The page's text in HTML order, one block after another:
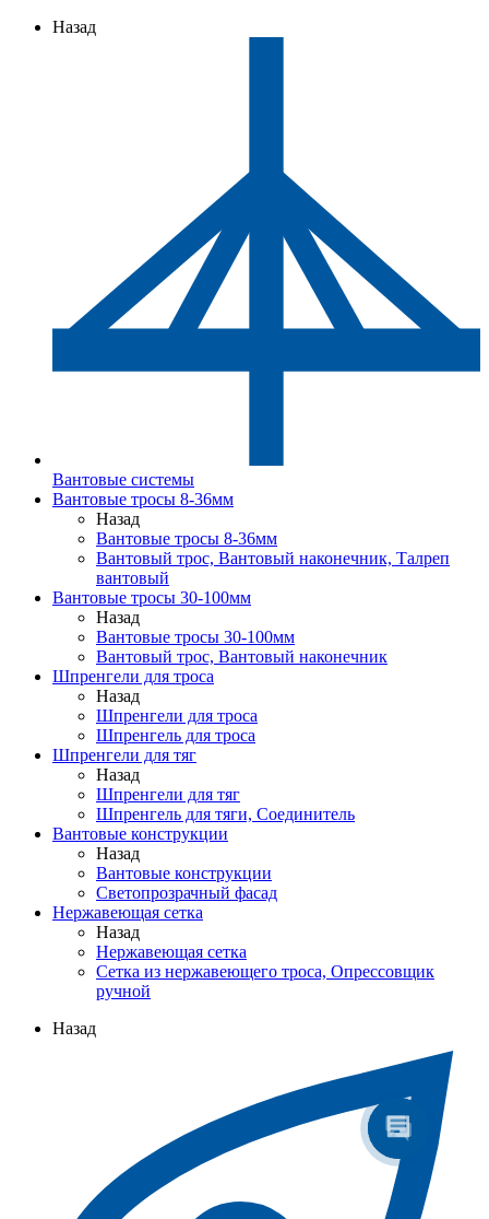
Назад
Вантовые системы
Вантовые тросы 8-36мм
Назад
Вантовые тросы 8-36мм
Вантовый трос, Вантовый наконечник, Талреп
вантовый
Вантовые тросы 30-100мм
Назад
Вантовые тросы 30-100мм
Вантовый трос, Вантовый наконечник
Шпренгели для троса
Назад
Шпренгели для троса
Шпренгель для троса
Шпренгели для тяг
Назад
Шпренгели для тяг
Шпренгель для тяги, Соединитель
Вантовые конструкции
Назад
Вантовые конструкции
Светопрозрачный фасад
Нержавеющая сетка
Назад
Нержавеющая сетка
Сетка из нержавеющего троса, Опрессовщик
ручной
Назад